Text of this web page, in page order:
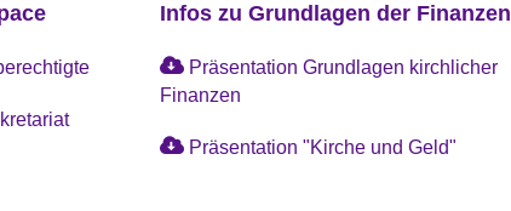
Infos zu Grundlagen der Finanzen
Präsentation Grundlagen kirchlicher
Finanzen
Präsentation "Kirche und Geld"